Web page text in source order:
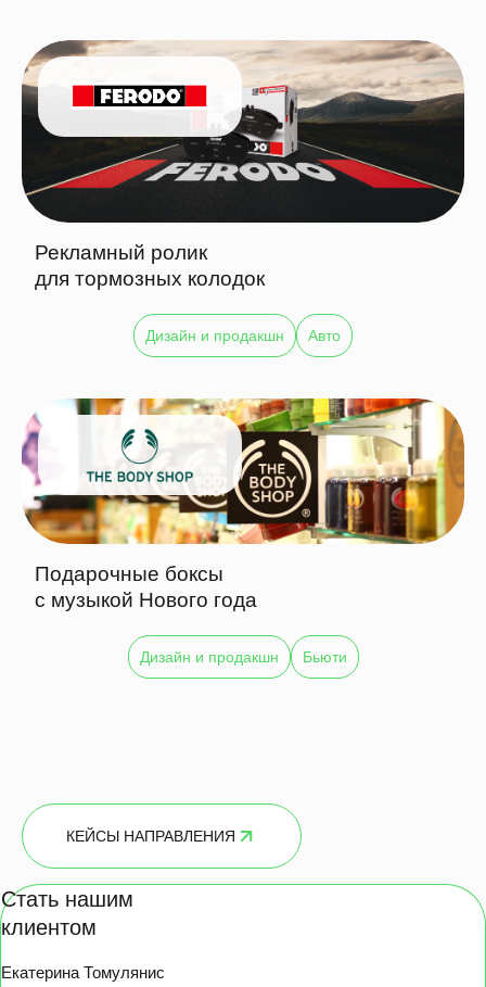
Рекламный ролик
для тормозных колодок
Дизайн и продакшн Авто
Подарочные боксы
с музыкой Нового года
Дизайн и продакшн Бьюти
КЕЙСЫ НАПРАВЛЕНИЯ
Стать нашим
клиентом
Екатерина Томулянис